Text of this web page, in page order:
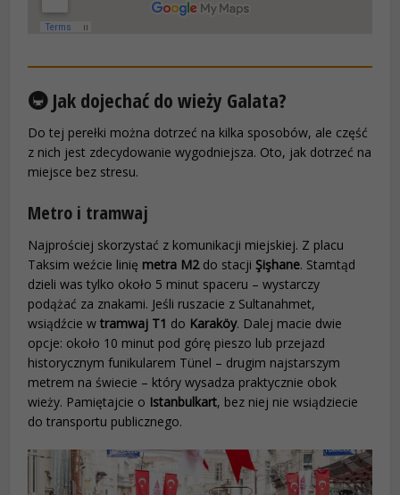
🚇 Jak dojechać do wieży Galata?
Do tej perełki można dotrzeć na kilka sposobów, ale część
z nich jest zdecydowanie wygodniejsza. Oto, jak dotrzeć na
miejsce bez stresu.
Metro i tramwaj
Najprościej skorzystać z komunikacji miejskiej. Z placu
Taksim weźcie linię metra M2do stacjiŞişhane. Stamtąd
dzieli was tylko około 5 minut spaceru – wystarczy
podążać za znakami. Jeśli ruszacie z Sultanahmet,
wsiądźcie wtramwaj T1 do Karaköy. Dalej macie dwie
opcje: około 10 minut pod górę pieszo lub przejazd
historycznym funikularem Tünel – drugim najstarszym
metrem na świecie – który wysadza praktycznie obok
wieży. Pamiętajcie o Istanbulkart, bez niej nie wsiądziecie
do transportu publicznego.